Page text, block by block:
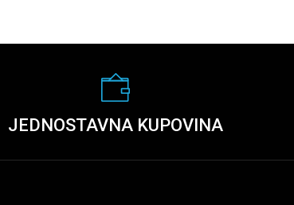
JEDNOSTAVNA KUPOVINA